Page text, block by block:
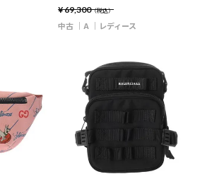
¥69,300（税込）
中古 A レディース